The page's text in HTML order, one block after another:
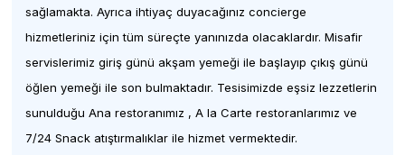
sağlamakta. Ayrıca ihtiyaç duyacağınız concierge
hizmetleriniz için tüm süreçte yanınızda olacaklardır. Misafir
servislerimiz giriş günü akşam yemeği ile başlayıp çıkış günü
öğlen yemeği ile son bulmaktadır. Tesisimizde eşsiz lezzetlerin
sunulduğu Ana restoranımız , A la Carte restoranlarımız ve
7/24 Snack atıştırmalıklar ile hizmet vermektedir.